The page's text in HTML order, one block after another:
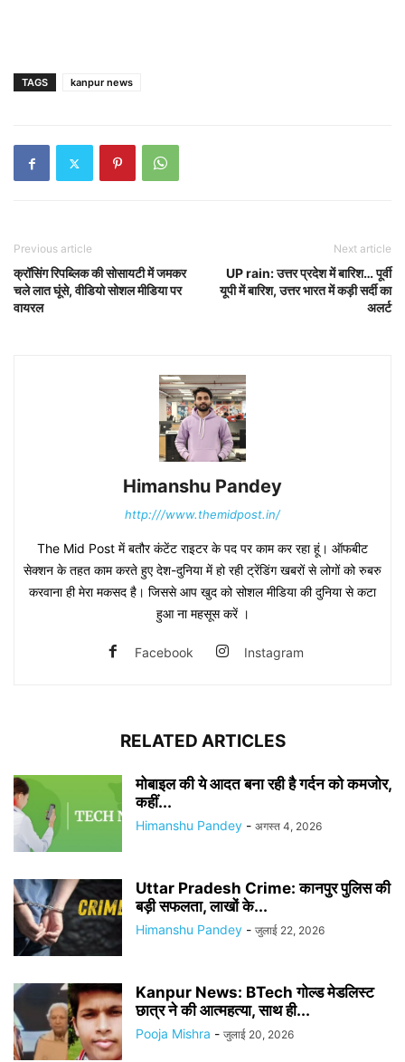
TAGS kanpur news
Previous article
क्रॉसिंग रिपब्लिक की सोसायटी में जमकर
चले लात घूंसे, वीडियो सोशल मीडिया पर
वायरल
Next article
UP rain: उत्तर प्रदेश में बारिश… पूर्वी
यूपी में बारिश, उत्तर भारत में कड़ी सर्दी का
अलर्ट
Himanshu Pandey
http:///www.themidpost.in/
The Mid Post में बतौर कंटेंट राइटर के पद पर काम कर रहा हूं। ऑफबीट
सेक्शन के तहत काम करते हुए देश-दुनिया में हो रही ट्रेंडिंग खबरों से लोगों को रुबरु
करवाना ही मेरा मकसद है। जिससे आप खुद को सोशल मीडिया की दुनिया से कटा
हुआ ना महसूस करें ।
Facebook Instagram
RELATED ARTICLES
मोबाइल की ये आदत बना रही है गर्दन को कमजोर,
कहीं...
Himanshu Pandey - अगस्त 4, 2026
Uttar Pradesh Crime: कानपुर पुलिस की
बड़ी सफलता, लाखों के...
Himanshu Pandey - जुलाई 22, 2026
Kanpur News: BTech गोल्ड मेडलिस्ट
छात्र ने की आत्महत्या, साथ ही...
Pooja Mishra - जुलाई 20, 2026